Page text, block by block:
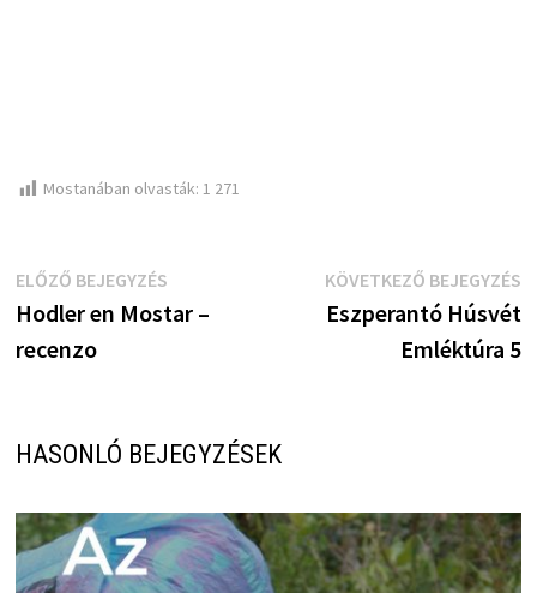
Mostanában olvasták: 1 271
Bejegyzés
navigáció
ELŐZŐ BEJEGYZÉSElőző
bejegyzés:
Hodler en Mostar –
recenzo
KÖVETKEZŐ BEJEGYZÉS
Eszperantó Húsvét
Emléktúra 5
HASONLÓ BEJEGYZÉSEK